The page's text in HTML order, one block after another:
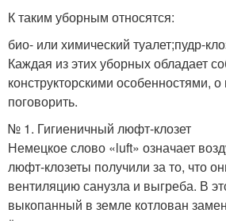
К таким уборным относятся:
био- или химический туалет;пудр-
Каждая из этих уборных обладает
конструкторскими особенностями, о
поговорить.
№ 1. Гигиеничный люфт-клозет
Немецкое слово «luft» означает
люфт-клозеты получили за то, что
вентиляцию санузла и выгреба. В
выкопанный в земле котлован